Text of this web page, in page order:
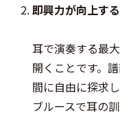
即興力が向上する
耳で演奏する最
開くことです。
間に自由に探求
ブルースで耳の